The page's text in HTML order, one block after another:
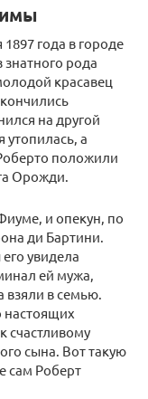
года в городе
рода
красавец
на другой
а
положили
Орожди.
и опекун, по
ди Бартини.
увидела
ей мужа,
взяли в семью.
настоящих
счастливому
сына. Вот такую
сам Роберт